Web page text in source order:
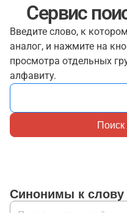
Сервис
Введите слово, к
аналог, и нажмите на
просмотра отдельных
алфавиту.
Синонимы к слову